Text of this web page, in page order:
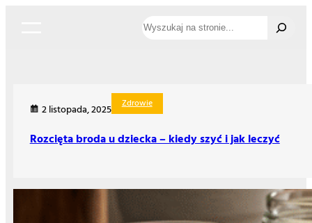
Szukaj
2 listopada, 2025 Zdrowie
Rozcięta broda u dziecka – kiedy szyć i jak leczyć